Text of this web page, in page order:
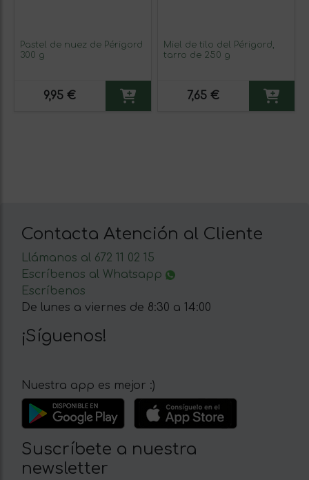
Pastel de nuez de Périgord
300 g
9,95 €
Miel de tilo del Périgord,
tarro de 250 g
7,65 €
Contacta Atención al Cliente
Llámanos al 672 11 02 15
Escríbenos al Whatsapp
Escríbenos
De lunes a viernes de 8:30 a 14:00
¡Síguenos!
Nuestra app es mejor :)
Suscríbete a nuestra
newsletter